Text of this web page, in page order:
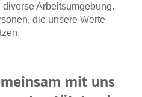
Arbeitsumgebung.
die unsere Werte
mit uns